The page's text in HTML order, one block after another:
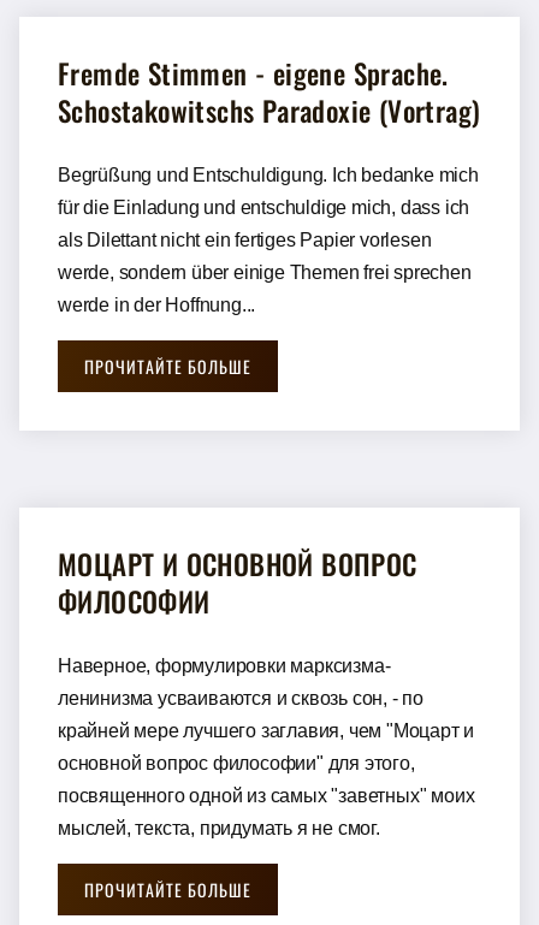
Fremde Stimmen - eigene Sprache.
Schostakowitschs Paradoxie (Vortrag)
Begrüßung und Entschuldigung. Ich bedanke mich
für die Einladung und entschuldige mich, dass ich
als Dilettant nicht ein fertiges Papier vorlesen
werde, sondern über einige Themen frei sprechen
werde in der Hoffnung...
ПРОЧИТАЙТЕ БОЛЬШЕ
МОЦАРТ И ОСНОВНОЙ ВОПРОС
ФИЛОСОФИИ
Наверное, формулировки марксизма-
ленинизма усваиваются и сквозь сон, - по
крайней мере лучшего заглавия, чем "Моцарт и
основной вопрос философии" для этого,
посвященного одной из самых "заветных" моих
мыслей, текста, придумать я не смог.
ПРОЧИТАЙТЕ БОЛЬШЕ